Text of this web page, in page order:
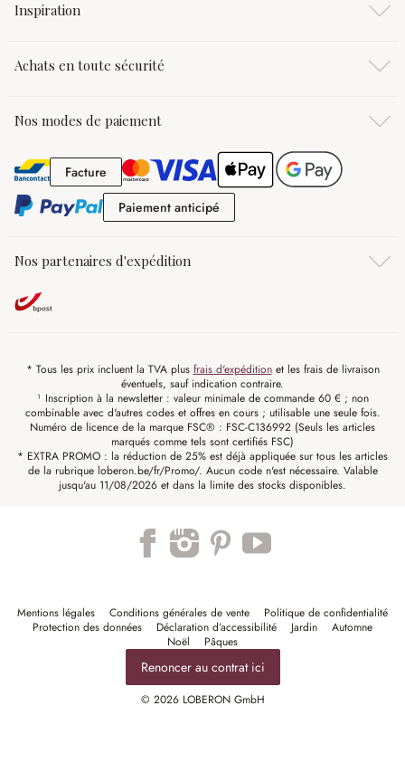
Inspiration
Achats en toute sécurité
Nos modes de paiement
FactureFacture
Paiement anticipé
Nos partenaires d'expédition
* Tous les prix incluent la TVA plus frais d'expéditionet les frais de livraison
éventuels, sauf indication contraire.
¹ Inscription à la newsletter : valeur minimale de commande 60 € ; non
combinable avec d'autres codes et offres en cours ; utilisable une seule fois.
Numéro de licence de la marque FSC® : FSC-C136992 (Seuls les articles
marqués comme tels sont certifiés FSC)
* EXTRA PROMO : la réduction de 25% est déjà appliquée sur tous les articles
de la rubrique loberon.be/fr/Promo/. Aucun code n'est nécessaire. Valable
jusqu'au 11/08/2026 et dans la limite des stocks disponibles.
Mentions légales Conditions générales de vente
Politique de confidentialité
Protection des données
Déclaration d’accessibilité Jardin
Automne
Noël
Pâques
Renoncer au contrat ici
© 2026 LOBERON GmbH